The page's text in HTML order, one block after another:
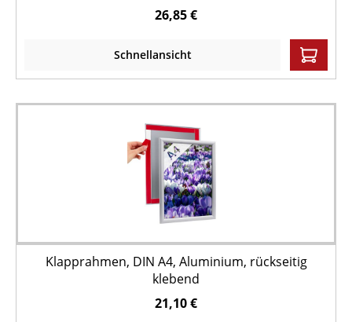
26,85 €
Schnellansicht
Klapprahmen, DIN A4, Aluminium, rückseitig
klebend
21,10 €